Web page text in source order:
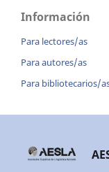
Información
Para lectores/as
Para autores/as
Para bibliotecarios/